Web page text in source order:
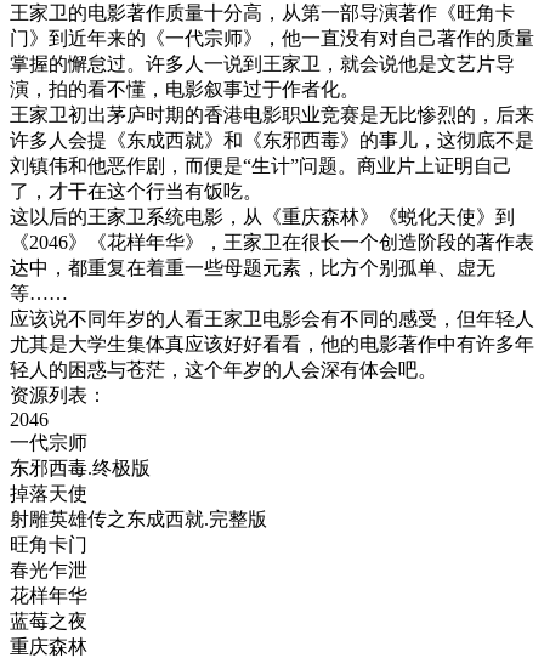
王家卫的电影著作质量十分高，从第一部导演著作《旺角卡
门》到近年来的《一代宗师》，他一直没有对自己著作的质量
掌握的懈怠过。许多人一说到王家卫，就会说他是文艺片导
演，拍的看不懂，电影叙事过于作者化。
王家卫初出茅庐时期的香港电影职业竞赛是无比惨烈的，后来
许多人会提《东成西就》和《东邪西毒》的事儿，这彻底不是
刘镇伟和他恶作剧，而便是“生计”问题。商业片上证明自己
了，才干在这个行当有饭吃。
这以后的王家卫系统电影，从《重庆森林》《蜕化天使》到
《2046》《花样年华》，王家卫在很长一个创造阶段的著作表
达中，都重复在着重一些母题元素，比方个别孤单、虚无
等……
应该说不同年岁的人看王家卫电影会有不同的感受，但年轻人
尤其是大学生集体真应该好好看看，他的电影著作中有许多年
轻人的困惑与苍茫，这个年岁的人会深有体会吧。
资源列表：
2046
一代宗师
东邪西毒.终极版
掉落天使
射雕英雄传之东成西就.完整版
旺角卡门
春光乍泄
花样年华
蓝莓之夜
重庆森林